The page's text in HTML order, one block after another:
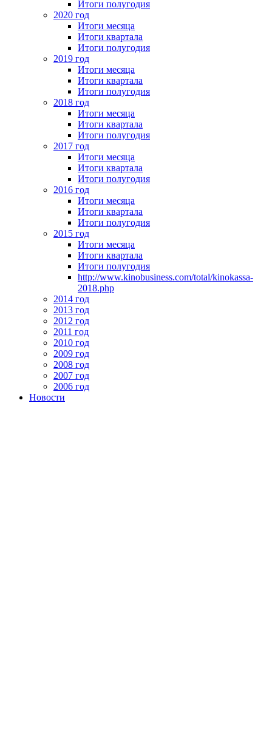
Итоги полугодия
2020 год
Итоги месяца
Итоги квартала
Итоги полугодия
2019 год
Итоги месяца
Итоги квартала
Итоги полугодия
2018 год
Итоги месяца
Итоги квартала
Итоги полугодия
2017 год
Итоги месяца
Итоги квартала
Итоги полугодия
2016 год
Итоги месяца
Итоги квартала
Итоги полугодия
2015 год
Итоги месяца
Итоги квартала
Итоги полугодия
http://www.kinobusiness.com/total/kinokassa-
2018.php
2014 год
2013 год
2012 год
2011 год
2010 год
2009 год
2008 год
2007 год
2006 год
Новости